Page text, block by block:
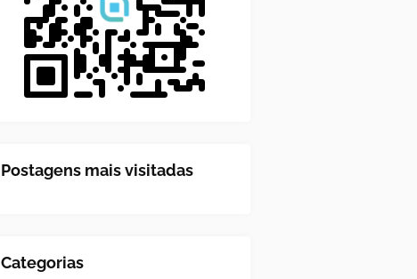
Postagens mais visitadas
Categorias